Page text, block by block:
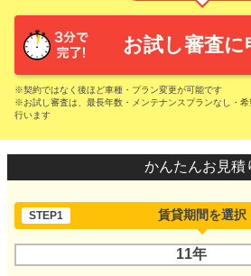
お試し審査に
※契約ではなく後ほど車種・プラン変更が可能です
※お試し審査は、最長年数・メンテナンスプランなし・
行います
かんたんお見積
STEP1 賃貸期間を選択
11年